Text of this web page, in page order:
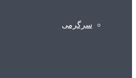
سرگرمی